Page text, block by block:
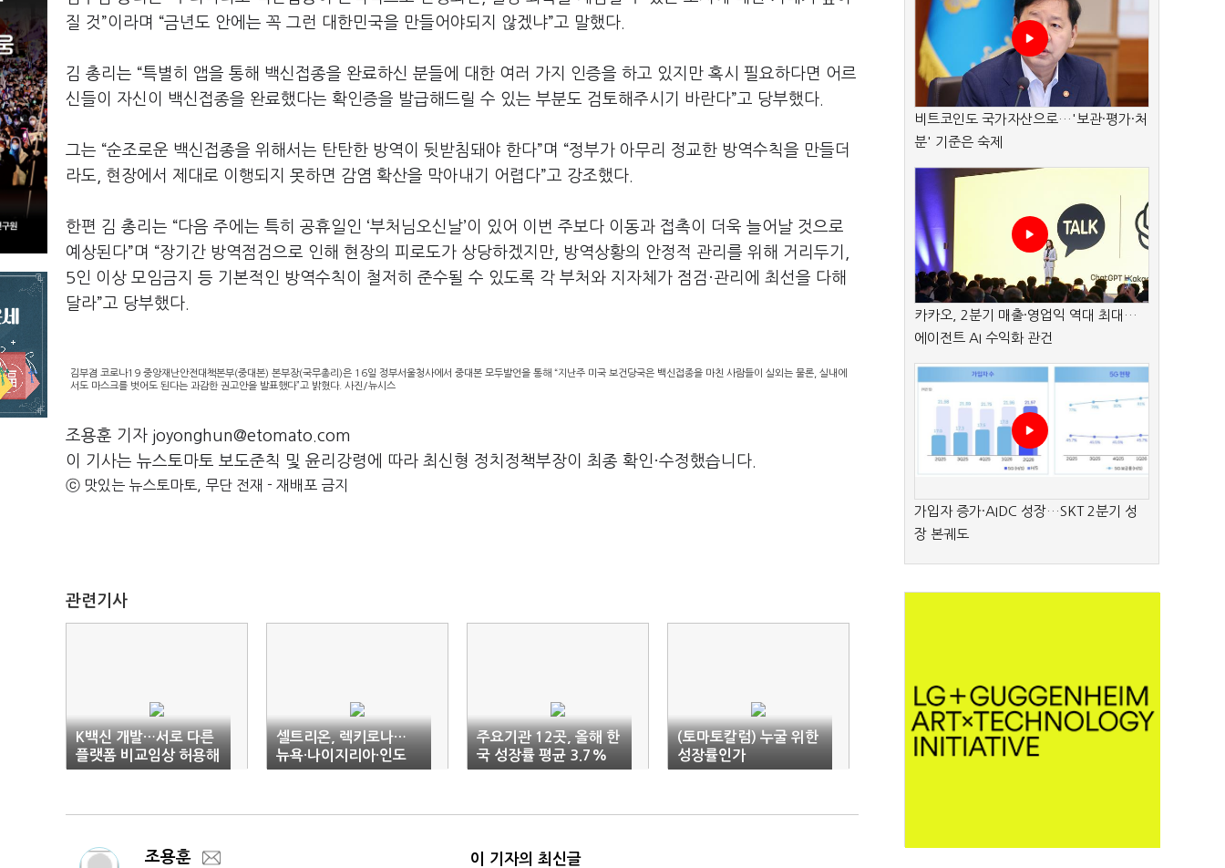
질 것”이라며 “금년도 안에는 꼭 그런 대한민국을 만들어야되지 않겠냐”고 말했다.
김 총리는 “특별히 앱을 통해 백신접종을 완료하신 분들에 대한 여러 가지 인증을 하고 있지만 혹시 필요하다면 어르
신들이 자신이 백신접종을 완료했다는 확인증을 발급해드릴 수 있는 부분도 검토해주시기 바란다”고 당부했다.
그는 “순조로운 백신접종을 위해서는 탄탄한 방역이 뒷받침돼야 한다”며 “정부가 아무리 정교한 방역수칙을 만들더
라도, 현장에서 제대로 이행되지 못하면 감염 확산을 막아내기 어렵다”고 강조했다.
한편 김 총리는 “다음 주에는 특히 공휴일인 ‘부처님오신날’이 있어 이번 주보다 이동과 접촉이 더욱 늘어날 것으로
예상된다”며 “장기간 방역점검으로 인해 현장의 피로도가 상당하겠지만, 방역상황의 안정적 관리를 위해 거리두기,
5인 이상 모임금지 등 기본적인 방역수칙이 철저히 준수될 수 있도록 각 부처와 지자체가 점검·관리에 최선을 다해
달라”고 당부했다.
김부겸 코로나19 중앙재난안전대책본부(중대본) 본부장(국무총리)은 16일 정부서울청사에서 중대본 모두발언을 통해 “지난주 미국 보건당국은 백신접종을 마친 사람들이 실외는 물론, 실내에
서도 마스크를 벗어도 된다는 과감한 권고안을 발표했다”고 밝혔다. 사진/뉴시스
조용훈 기자 joyonghun@etomato.com
이 기사는 뉴스토마토 보도준칙 및 윤리강령에 따라 최신형 정치정책부장이 최종 확인·수정했습니다.
ⓒ 맛있는 뉴스토마토, 무단 전재 - 재배포 금지
관련기사
K백신 개발…서로 다른
플랫폼 비교임상 허용해
야
셀트리온, 렉키로나…
뉴욕·나이지리아·인도
변이주 중화능 확인
주요기관 12곳, 올해 한
국 성장률 평균 3.7%
…"내수 관건"
(토마토칼럼) 누굴 위한
성장률인가
조용훈 이 기자의 최신글
비트코인도 국가자산으로…'보관·평가·처
분' 기준은 숙제
카카오, 2분기 매출·영업익 역대 최대…
에이전트 AI 수익화 관건
가입자 증가·AIDC 성장…SKT 2분기 성
장 본궤도